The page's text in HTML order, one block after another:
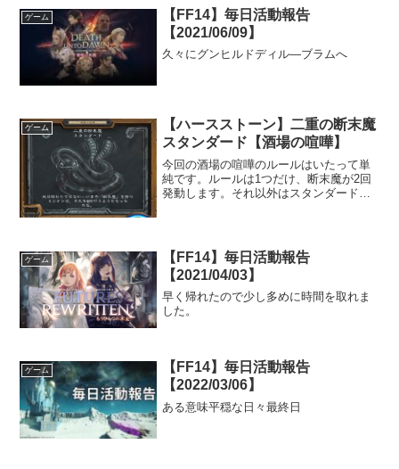
ゲーム
【FF14】毎日活動報告
【2021/06/09】
久々にグンヒルドディル―ブラムへ
ゲーム
【ハースストーン】二重の断末魔
スタンダード【酒場の喧嘩】
今回の酒場の喧嘩のルールはいたって単
純です。ルールは1つだけ、断末魔が2回
発動します。それ以外はスタンダード戦
ゲーム
【FF14】毎日活動報告
【2021/04/03】
早く帰れたので少し多めに時間を取れま
した。
ゲーム
【FF14】毎日活動報告
【2022/03/06】
ある意味平穏な日々最終日